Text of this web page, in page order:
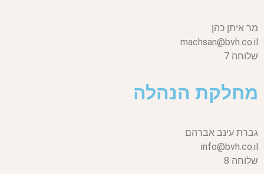
מר איתן כהן
machsan@bvh.co.il
שלוחה 7
מחלקת הנהלה
גברת עינב אברהם
info@bvh.co.il
שלוחה 8